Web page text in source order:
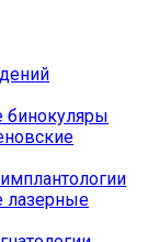
бинокуляры
лазерные